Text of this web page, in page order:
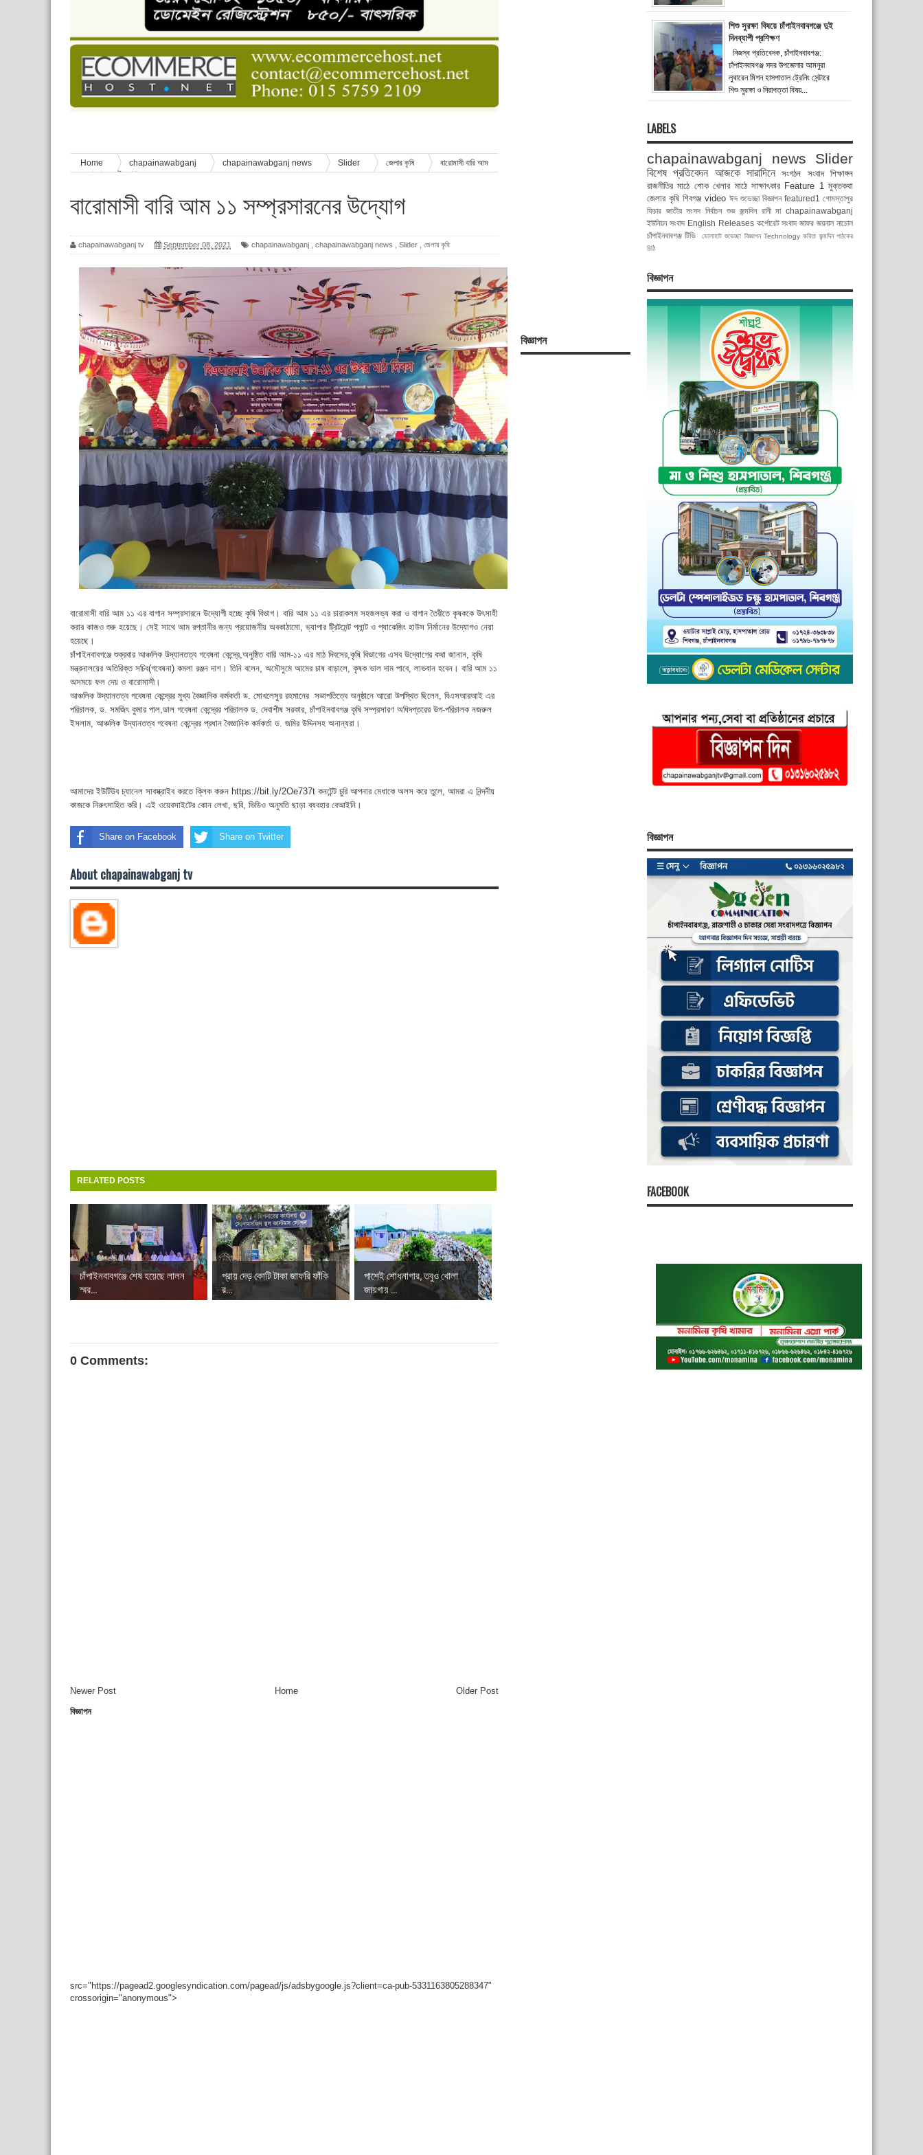
চাঁপাইনবাবগঞ্জে শেষ হয়েছে ৫ দিনের স্কাউট ইউনিট লিডার বেসিক কোর্স
বাংলাদেশ স্কাউটস দিবস পালন
পানি সংকট, কলস নিয়ে বিক্ষোভ
ঈদের শুভেচ্ছা জানিয়েছেন সাবেক ছাত্রলীগ নেতা আবু হাসনাত সুমন
শিশু সুরক্ষা বিষয়ে চাঁপাইনবাবগঞ্জে দুই দিনব্যাপী প্রশিক্ষণ
বিজ্ঞাপন
Home chapainawabganj chapainawabganj news Slider জেলার কৃষি
বারোমাসী বারি আম
১১ সম্প্রসারনের উদ্যোগ
বারোমাসী বারি আম ১১ সম্প্রসারনের উদ্যোগ
chapainawabganj tv September 08, 2021 chapainawabganj chapainawabganj news Slider জেলার কৃষি
বারোমাসী বারি আম ১১ এর বাগান সম্প্রসারনে উদ্যোগী হচ্ছে কৃষি বিভাগ। বারি আম ১১ এর চারাকলম সহজলভ্য করা ও বাগান তৈরীতে কৃষককে উৎসাহী
করার কাজও শুরু হয়েছে। সেই সাথে আম রপ্তানীর জন্য প্রয়োজনীয় অবকাঠামো, ভ্যাপার ট্রিটমেন্ট প্লান্ট ও প্যাকেজিং হাউস নির্মানের উদ্যোগও নেয়া
হয়েছে।
চাঁপাইনবাবগঞ্জে শুক্রবার আঞ্চলিক উদ্যানতত্ব গবেষনা কেন্দ্রে,অনুষ্ঠিত বারি আম-১১ এর মাঠ দিবসের,কৃষি বিভাগের এসব উদ্যোগের কথা জানান, কৃষি
মন্ত্রনালয়ের অতিরিক্ত সচিব(গবেষনা) কমলা রঞ্জন দাশ। তিনি বলেন, অমৌসুমে আমের চাষ বাড়ালে, কৃষক ভাল দাম পাবে, লাভবান হবেন। বারি আম ১১
অসময়ে ফল দেয় ও বারোমাসী।
আঞ্চলিক উদ্যানতত্ব গবেষনা কেন্দ্রের মুখ্য বৈজ্ঞানিক কর্মকর্তা ড. মোখলেসুর রহমানের সভাপতিত্বে অনুষ্ঠানে আরো উপস্থিত ছিলেন, বিএসআরআই এর
পরিচালক, ড. সমজিৎ কুমার পাল,ডাল গবেষনা কেন্দ্রের পরিচালক ড. দেবাশীষ সরকার, চাঁপাইনবাবগঞ্জ কৃষি সম্প্রসারণ অধিদপ্তরের উপ-পরিচালক নজরুল
ইসলাম, আঞ্চলিক উদ্যানতত্ব গবেষনা কেন্দ্রের প্রধান বৈজ্ঞানিক কর্মকর্তা ড. জমির উদ্দিনসহ অনান্যরা।
আমাদের ইউটিউব চ্যানেল সাবস্ক্রাইব করতে ক্লিক করুন https://bit.ly/2Oe737t কনটেন্ট চুরি আপনার মেধাকে অলস করে তুলে, আমরা এ নিন্দনীয়
কাজকে নিরুৎসাহিত করি। এই ওয়েবসাইটের কোন লেখা, ছবি, ভিডিও অনুমতি ছাড়া ব্যবহার বেআইনি।
Share on Facebook Share on Twitter
About chapainawabganj tv
RELATED POSTS
চাঁপাইনবাবগঞ্জে শেষ হয়েছে লালন
স্মর...
প্রায় দেড় কোটি টাকা জাফরি ফাঁকি
র...
পাশেই শোধনাগার, তবুও খোলা
জায়গায় ...
0 Comments:
Newer Post Older Post
Home
বিজ্ঞাপন
src="https://pagead2.googlesyndication.com/pagead/js/adsbygoogle.js?client=ca-pub-5331163805288347"
crossorigin="anonymous">
শিশু সুরক্ষা বিষয়ে চাঁপাইনবাবগঞ্জে দুই
দিনব্যাপী প্রশিক্ষণ
নিজস্ব প্রতিবেদক, চাঁপাইনবাবগঞ্জ:
চাঁপাইনবাবগঞ্জ সদর উপজেলার আমনুরা
লুথারেন মিশন হাসপাতাল ট্রেনিং সেন্টারে
শিশু সুরক্ষা ও নিরাপত্তা বিষয়...
LABELS
chapainawabganj news Slider
বিশেষ প্রতিবেদন আজকে সারাদিনে সংগঠন সংবাদ
শিক্ষাঙ্গন
রাজনীতির মাঠে শোক খেলার মাঠে সাক্ষাৎকার Feature 1 মুক্তকথা
জেলার কৃষি শিবগঞ্জ video ঈদ শুভেচ্ছা বিজ্ঞাপন featured1 গোমস্তাপুর
ফিচার জাতীয় সংসদ নির্বাচন শুভ জন্মদিন রানী মা chapainawabganj
ইউনিয়ন সংবাদ English Releases কর্পোরেট সংবাদ জাফর জয়নাল নাচোল
চাঁপাইনবাবগঞ্জ টিভি
ভোলাহাট শুভেচ্ছা বিজ্ঞাপন Technology কবিতা জন্মদিন পাঠকের
চিঠি
বিজ্ঞাপন
বিজ্ঞাপন
FACEBOOK